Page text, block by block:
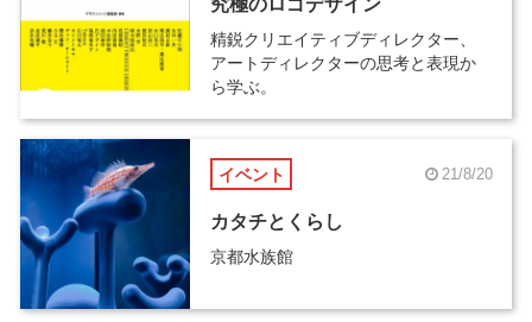
究極のロゴデザイン
精鋭クリエイティブディレクター、
アートディレクターの思考と表現か
ら学ぶ。
イベント 21/8/20
カタチとくらし
京都水族館